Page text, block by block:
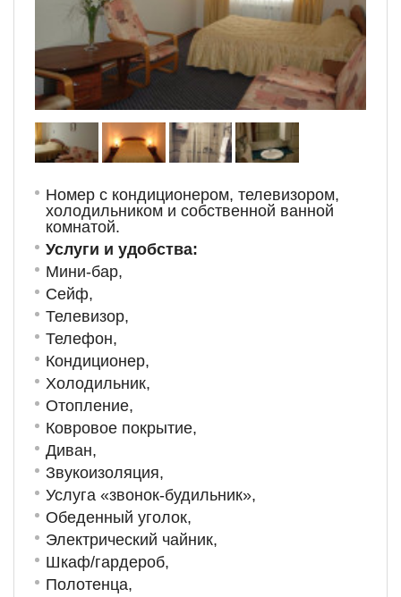
Номер с кондиционером, телевизором,
холодильником и собственной ванной
комнатой.
Услуги и удобства:
Мини-бар,
Сейф,
Телевизор,
Телефон,
Кондиционер,
Холодильник,
Отопление,
Ковровое покрытие,
Диван,
Звукоизоляция,
Услуга «звонок-будильник»,
Обеденный уголок,
Электрический чайник,
Шкаф/гардероб,
Полотенца,